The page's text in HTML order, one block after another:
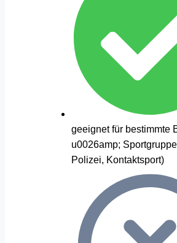
geeignet für bestimmte
u0026amp;
Polizei, Kontaktsport)